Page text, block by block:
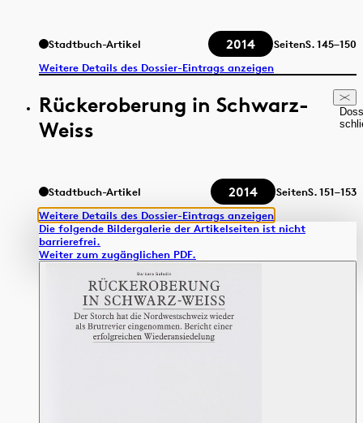
Stadtbuch-Artikel 2014 SeitenS.145–150
Weitere Details des Dossier-Eintrags anzeigen
Rückeroberung in Schwarz-
Weiss
Stadtbuch-Artikel 2014 SeitenS.151–153
Weitere Details des Dossier-Eintrags anzeigen
Die folgende Bildergalerie der Artikelseiten ist nicht
barrierefrei.
Weiter zum zugänglichen PDF.